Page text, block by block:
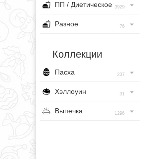
ПП / Диетическое 3929
Разное 76
Коллекции
Пасха 237
Хэллоуин 31
Выпечка 1296